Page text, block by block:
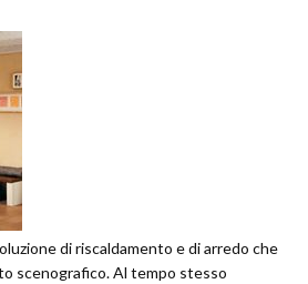
di riscaldamento e di arredo che
scenografico. Al tempo stesso